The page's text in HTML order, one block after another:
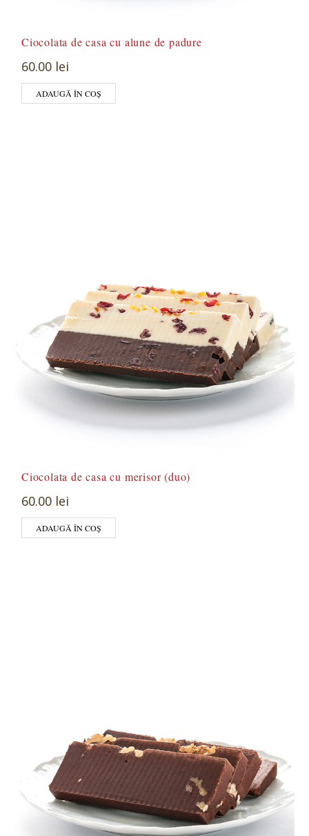
Ciocolata de casa cu alune de padure
60.00 lei
ADAUGĂ ÎN COȘ
Ciocolata de casa cu merisor (duo)
60.00 lei
ADAUGĂ ÎN COȘ